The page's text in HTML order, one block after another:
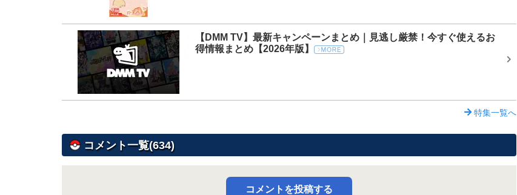
【DMM TV】最新キャンペーンまとめ｜見逃し厳禁！今すぐ使えるお
得情報まとめ【2026年版】
特集一覧へ
コメント一覧(634)
コメントを投稿する